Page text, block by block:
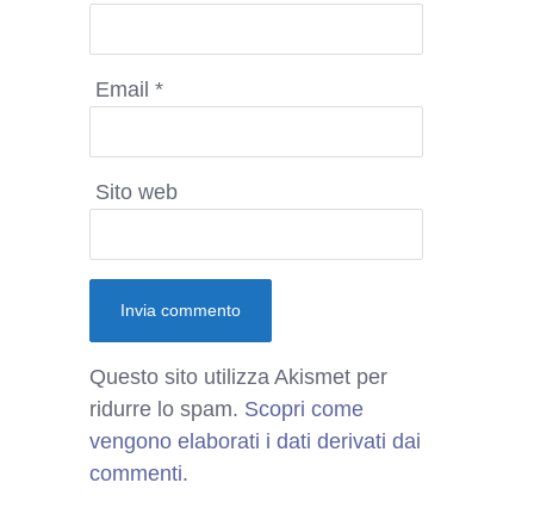
Email *
Sito web
Questo sito utilizza Akismet per
ridurre lo spam. Scopri come
vengono elaborati i dati derivati dai
commenti.